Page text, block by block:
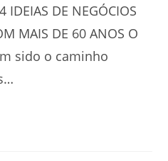
IDEIAS DE NEGÓCIOS
MAIS DE 60 ANOS O
sido o caminho